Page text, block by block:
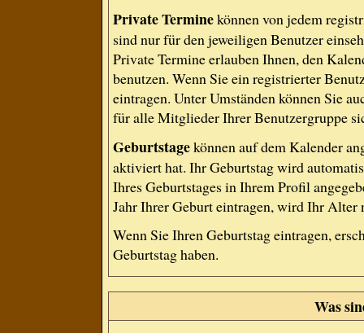
Private Terminekönnen von jedem
sind nur für den jeweiligen Benutzer
Private Termine erlauben Ihnen, den
benutzen. Wenn Sie ein registrierter
eintragen. Unter Umständen können Sie
für alle Mitglieder Ihrer Benutzergruppe
Geburtstagekönnen auf dem Kalender
aktiviert hat. Ihr Geburtstag wird
Ihres Geburtstages in Ihrem Profil
Jahr Ihrer Geburt eintragen, wird Ihr Alter
Wenn Sie Ihren Geburtstag eintragen,
Geburtstag haben.
Was